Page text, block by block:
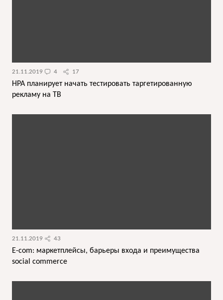
21.11.2019 4 17
НРА планирует начать тестировать таргетированную
рекламу на ТВ
21.11.2019 43
E-com: маркетплейсы, барьеры входа и преимущества
social commerce